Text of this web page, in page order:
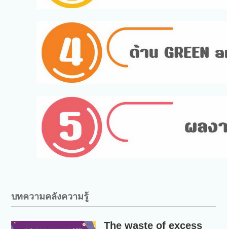
บทความคลังความรู้
The waste of excess